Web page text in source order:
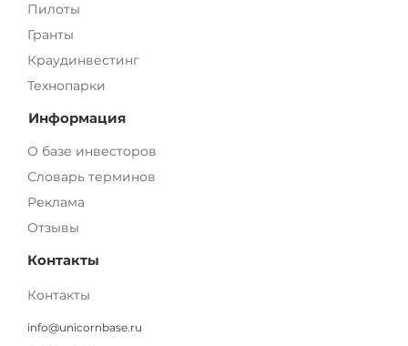
Пилоты
Гранты
Краудинвестинг
Технопарки
Информация
О базе инвесторов
Словарь терминов
Реклама
Отзывы
Контакты
Контакты
info@unicornbase.ru